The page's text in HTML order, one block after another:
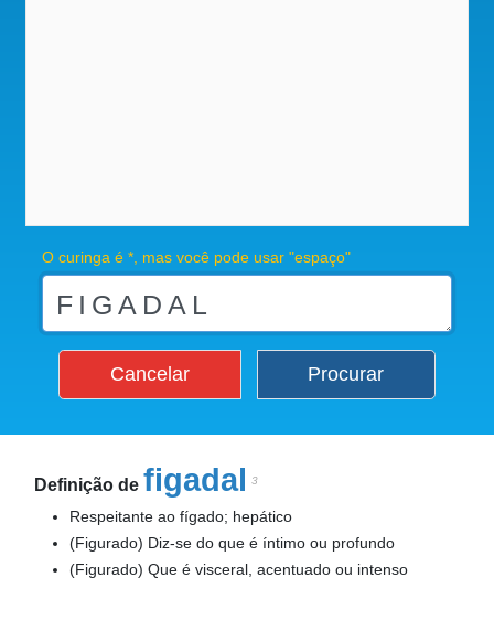
O curinga é *, mas você pode usar "espaço"
Cancelar Procurar
Definição de figadal 3
Respeitante ao fígado; hepático
(Figurado) Diz-se do que é íntimo ou profundo
(Figurado) Que é visceral, acentuado ou intenso